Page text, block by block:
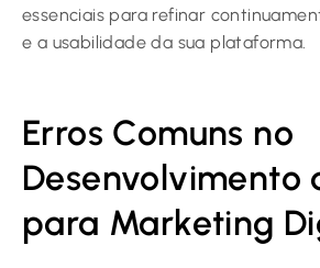
essenciais para refinar
e a usabilidade da sua plataforma.
Erros Comuns no
Desenvolvimento
para Marketing